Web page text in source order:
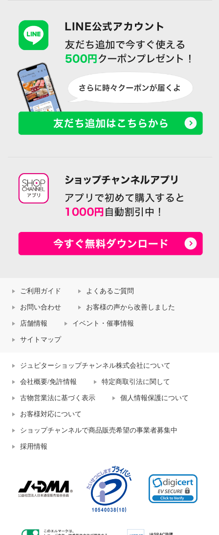
ご利用ガイド よくあるご質問
お問い合わせ お客様の声から改善しました
店舗情報 イベント・催事情報
サイトマップ
ジュピターショップチャンネル株式会社について
会社概要/免許情報 特定商取引法に関して
古物営業法に基づく表示 個人情報保護について
お客様対応について
ショップチャンネルで商品販売希望の事業者募集中
採用情報